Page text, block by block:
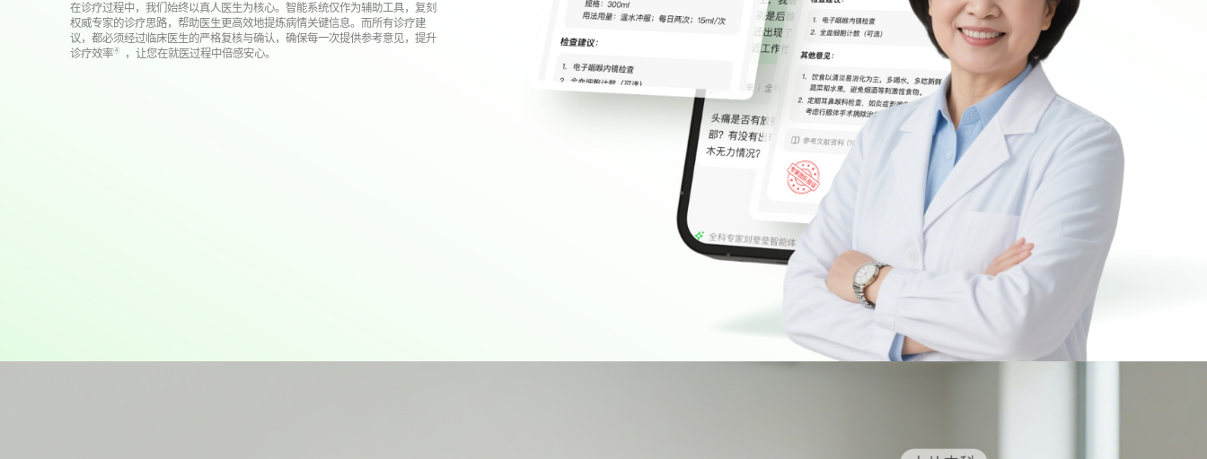
在诊疗过程中，我们始终以真人医生为核心。智能系统仅作为辅助工具，复刻
权威专家的诊疗思路，帮助医生更高效地提炼病情关键信息。而所有诊疗建
议，都必须经过临床医生的严格复核与确认，确保每一次提供参考意见，提升
诊疗效率④ ，让您在就医过程中倍感安心。